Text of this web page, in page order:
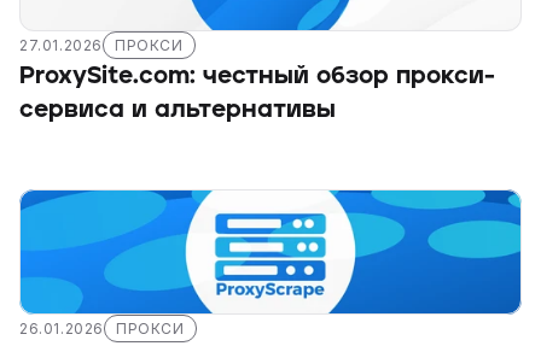
27.01.2026 ПРОКСИ
ProxySite.com: честный обзор прокси-
сервиса и альтернативы
26.01.2026 ПРОКСИ